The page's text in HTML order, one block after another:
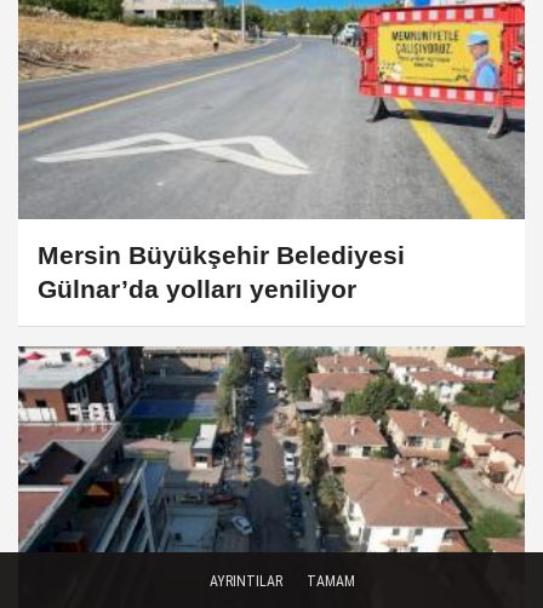
Mersin Büyükşehir Belediyesi
Gülnar’da yolları yeniliyor
AYRINTILAR TAMAM